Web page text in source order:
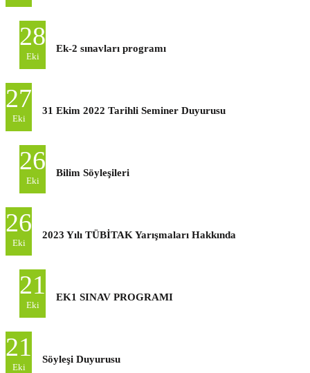
28
Eki
Ek-2 sınavları programı
27
Eki
31 Ekim 2022 Tarihli Seminer Duyurusu
26
Eki
Bilim Söyleşileri
26
Eki
2023 Yılı TÜBİTAK Yarışmaları Hakkında
21
Eki
EK1 SINAV PROGRAMI
21
Eki
Söyleşi Duyurusu